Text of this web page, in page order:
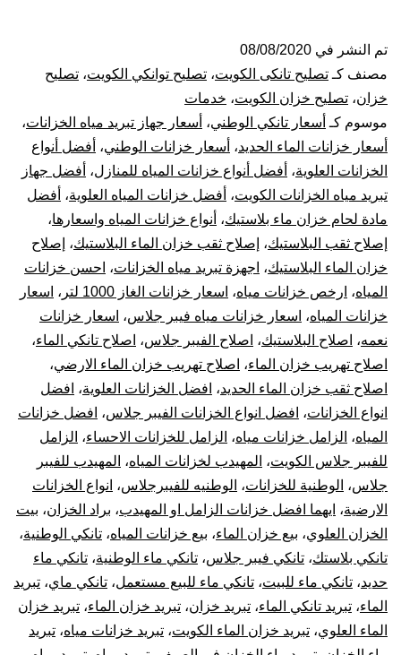
تم النشر في 08/08/2020
مصنف كـ تصليح تانكى الكويت، تصليح توانكي الكويت، تصليح
خزان، تصليح خزان الكويت، خدمات
موسوم كـ أسعار تانكي الوطني، أسعار جهاز تبريد مياه الخزانات،
أسعار خزانات الماء الحديد، أسعار خزانات الوطني، أفضل أنواع
الخزانات العلوية، أفضل أنواع خزانات المياه للمنازل، أفضل جهاز
تبريد مياه الخزانات الكويت، أفضل خزانات المياه العلوية، أفضل
مادة لحام خزان ماء بلاستيك، أنواع خزانات المياه واسعارها،
إصلاح ثقب البلاستيك، إصلاح ثقب خزان الماء البلاستيك، إصلاح
خزان الماء البلاستيك، اجهزة تبريد مياه الخزانات، احسن خزانات
المياه، ارخص خزانات مياه، اسعار خزانات الغاز 1000 لتر ، اسعار
خزانات المياه، اسعار خزانات مياه فيبر جلاس، اسعار خزانات
نعمه، اصلاح البلاستيك، اصلاح الفيبر جلاس، اصلاح تانكي الماء،
اصلاح تهريب خزان الماء، اصلاح تهريب خزان الماء الارضي،
اصلاح ثقب خزان الماء الحديد، افضل الخزانات العلوية، افضل
انواع الخزانات، افضل انواع الخزانات الفيبر جلاس، افضل خزانات
المياه، الزامل خزانات مياه، الزامل للخزانات الاحساء، الزامل
للفيبر جلاس الكويت، المهيدب لخزانات المياه، المهيدب للفيبر
جلاس، الوطنية للخزانات، الوطنيه للفيبرجلاس، انواع الخزانات
الارضية، ايهما افضل خزانات الزامل او المهيدب، براد الخزان، بيت
الخزان العلوي، بيع خزان الماء، بيع خزانات المياه، تانكي الوطنية،
تانكي بلاستك، تانكي فيبر جلاس، تانكي ماء الوطنية، تانكي ماء
حديد، تانكي ماء للبيت، تانكي ماء للبيع مستعمل، تانكي ماي، تبريد
الماء، تبريد تانكي الماء، تبريد خزان، تبريد خزان الماء، تبريد خزان
الماء العلوي، تبريد خزان الماء الكويت، تبريد خزانات مياه، تبريد